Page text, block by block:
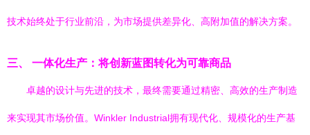
技术始终处于行业前沿，为市场提供差异化、高附加值的解决方案。
三、 一体化生产：将创新蓝图转化为可靠商品
卓越的设计与先进的技术，最终需要通过精密、高效的生产制造
来实现其市场价值。Winkler Industrial拥有现代化、规模化的生产基